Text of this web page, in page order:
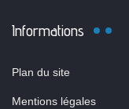
Informations
Plan du site
Mentions légales